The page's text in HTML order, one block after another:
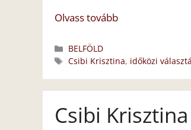
Olvass tovább
Kategória
BELFÖLD
Címkék
Csibi Krisztina, időközi
Csibi